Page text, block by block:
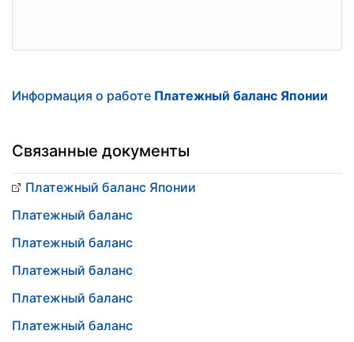
Информация о работе Платежный баланс Японии
Связанные документы
Платежный баланс Японии
Платежный баланс
Платежный баланс
Платежный баланс
Платежный баланс
Платежный баланс